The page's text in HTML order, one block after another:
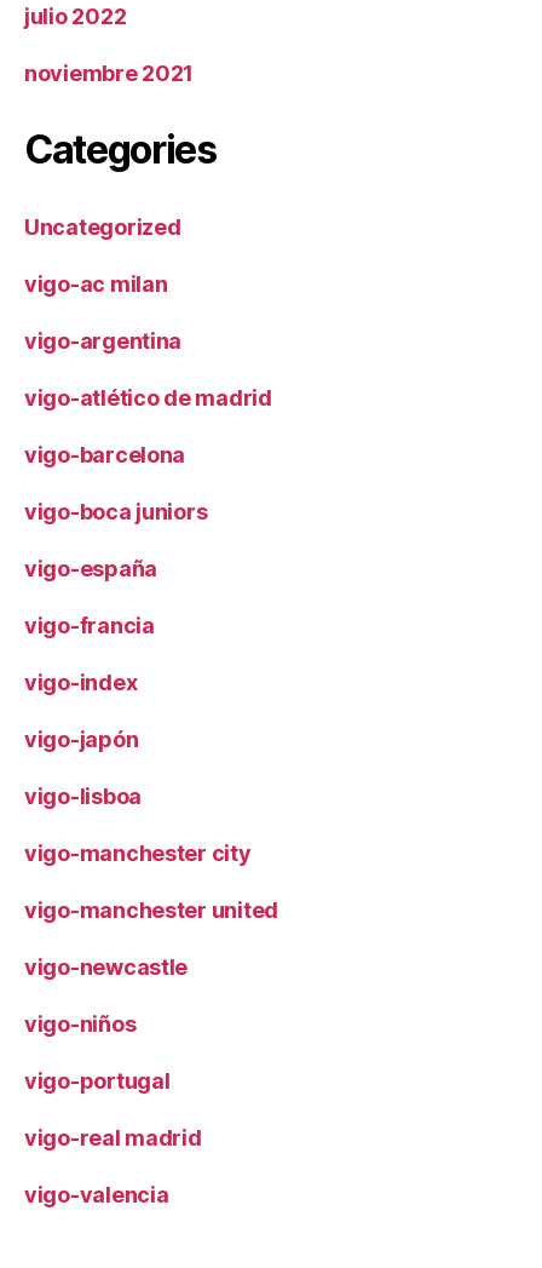
julio 2022
noviembre 2021
Categories
Uncategorized
vigo-ac milan
vigo-argentina
vigo-atlético de madrid
vigo-barcelona
vigo-boca juniors
vigo-españa
vigo-francia
vigo-index
vigo-japón
vigo-lisboa
vigo-manchester city
vigo-manchester united
vigo-newcastle
vigo-niños
vigo-portugal
vigo-real madrid
vigo-valencia